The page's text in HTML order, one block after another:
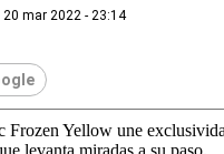
20 mar 2022 - 23:14
Yellow une
levanta miradas a su paso.